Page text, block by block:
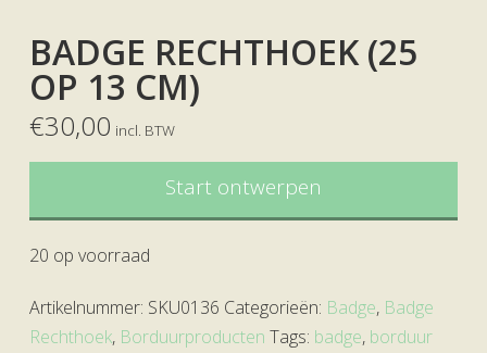
BADGE RECHTHOEK (25
OP 13 CM)
€30,00 incl. BTW
Start ontwerpen
20 op voorraad
Artikelnummer: SKU0136 Categorieën: Badge, Badge
Rechthoek, Borduurproducten Tags: badge, borduur